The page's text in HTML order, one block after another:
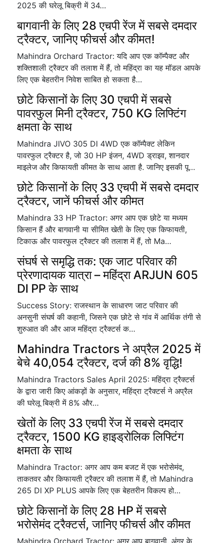
2025 की घरेलू बिक्री में 34…
बागवानी के लिए 28 एचपी रेंज में सबसे दमदार
ट्रैक्टर, जानिए फीचर्स और कीमत!
Mahindra Orchard Tractor: यदि आप एक कॉम्पैक्ट और
शक्तिशाली ट्रैक्टर की तलाश में हैं, तो महिंद्रा का यह मॉडल आपके
लिए एक बेहतरीन निवेश साबित हो सकता है…
छोटे किसानों के लिए 30 एचपी में सबसे
पावरफुल मिनी ट्रैक्टर, 750 KG लिफ्टिंग
क्षमता के साथ
Mahindra JIVO 305 DI 4WD एक कॉम्पैक्ट लेकिन
पावरफुल ट्रैक्टर है, जो 30 HP इंजन, 4WD ड्राइव, शानदार
माइलेज और किफायती कीमत के साथ आता है. जानिए इसकी पू…
छोटे किसानों के लिए 33 एचपी में सबसे दमदार
ट्रैक्टर, जानें फीचर्स और कीमत
Mahindra 33 HP Tractor: अगर आप एक छोटे या मध्यम
किसान हैं और बागवानी या सीमित खेती के लिए एक किफायती,
टिकाऊ और पावरफुल ट्रैक्टर की तलाश में हैं, तो Ma…
संघर्ष से समृद्धि तक: एक जाट परिवार की
प्रेरणादायक यात्रा – महिंद्रा ARJUN 605
DI PP के साथ
Success Story: राजस्थान के साधारण जाट परिवार की
अनसुनी संघर्ष की कहानी, जिसने एक छोटे से गांव में आर्थिक तंगी से
शुरुआत की और आज महिंद्रा ट्रैक्टर्स क…
Mahindra Tractors ने अप्रैल 2025 में
बेचे 40,054 ट्रैक्टर, दर्ज की 8% वृद्धि!
Mahindra Tractors Sales April 2025: महिंद्रा ट्रैक्टर्स
के द्वारा जारी किए आंकड़ों के अनुसार, महिंद्रा ट्रैक्टर्स ने अप्रैल
की घरेलू बिक्री में 8% और…
खेतों के लिए 33 एचपी रेंज में सबसे दमदार
ट्रैक्टर, 1500 KG हाइड्रोलिक लिफ्टिंग
क्षमता के साथ
Mahindra Tractor: अगर आप कम बजट में एक भरोसेमंद,
ताकतवर और किफायती ट्रैक्टर की तलाश में हैं, तो Mahindra
265 DI XP PLUS आपके लिए एक बेहतरीन विकल्प हो…
छोटे किसानों के लिए 28 HP में सबसे
भरोसेमंद ट्रैक्टर्स, जानिए फीचर्स और कीमत
Mahindra Orchard Tractor: अगर आप बागवानी, अंगूर के